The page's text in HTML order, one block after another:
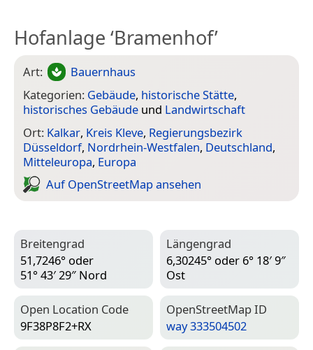
Hofanlage ‘Bramenhof’
Art:
Bauernhaus
Kategorien: Gebäude, historische Stätte,
historisches Gebäude und Landwirtschaft
Ort: Kalkar, Kreis Kleve, Regierungsbezirk
Düsseldorf, Nordrhein-Westfalen, Deutschland,
Mitteleuropa, Europa
Auf Open­Street­Map ansehen
Breitengrad
51,7246° oder
51° 43′ 29″ Nord
Längengrad
6,30245° oder 6° 18′ 9″
Ost
Open Location Code
9F38P8F2+RX
Open­Street­Map ID
way 333504502